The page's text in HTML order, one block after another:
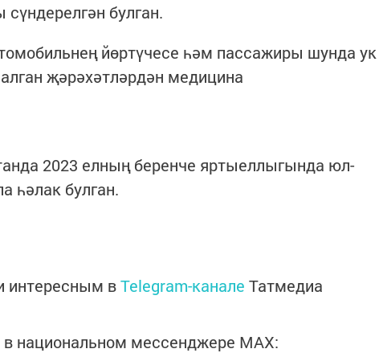
булган.
йөртүчесе һәм пассажиры шунда ук
җәрәхәтләрдән медицина
2023 елның беренче яртыеллыгында юл-
һәлак булган.
интересным вTelegram-канале Татмедиа
в национальном мессенджере MАХ: